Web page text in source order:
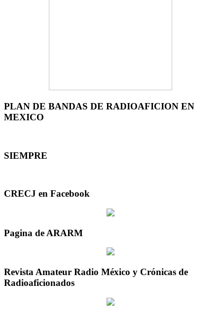
PLAN DE BANDAS DE RADIOAFICION EN
MEXICO
SIEMPRE
CRECJ en Facebook
Pagina de ARARM
Revista Amateur Radio México y Crónicas de
Radioaficionados